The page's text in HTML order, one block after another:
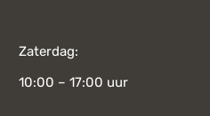
Zaterdag:
10:00 – 17:00 uur